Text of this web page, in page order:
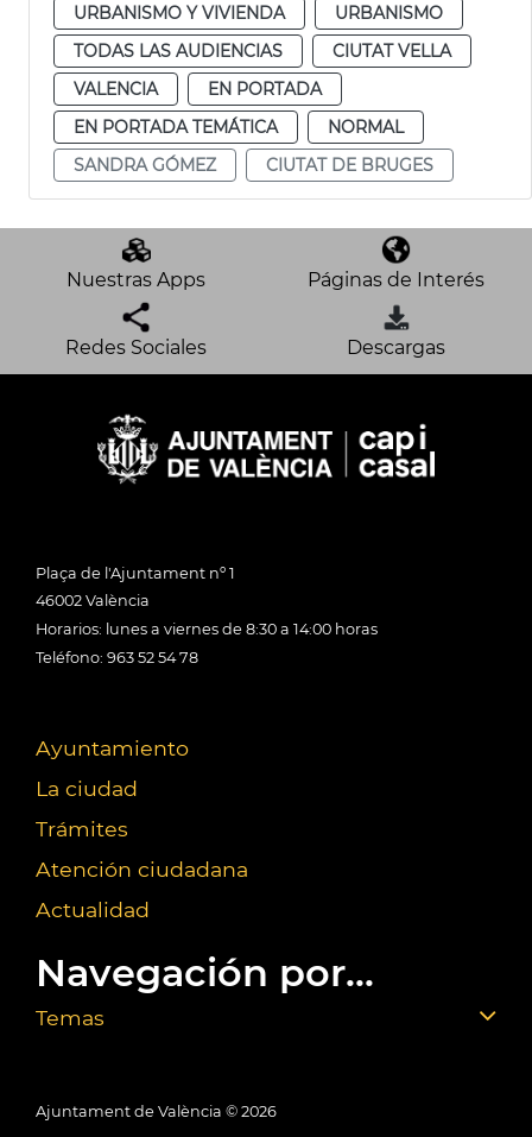
URBANISMO Y VIVIENDA
URBANISMO
TODAS LAS AUDIENCIAS
CIUTAT VELLA
VALENCIA
EN PORTADA
EN PORTADA TEMÁTICA
NORMAL
SANDRA GÓMEZ
CIUTAT DE BRUGES
Nuestras Apps Páginas de Interés
Redes Sociales Descargas
Plaça de l'Ajuntament nº 1
46002 València
Horarios: lunes a viernes de 8:30 a 14:00 horas
Teléfono: 963 52 54 78
Ayuntamiento
La ciudad
Trámites
Atención ciudadana
Actualidad
Navegación por...
Temas
Ajuntament de València © 2026